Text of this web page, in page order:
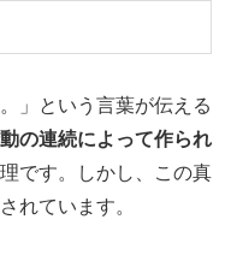
」という言葉が伝える
の連続によって作られ
です。しかし、この真
れています。